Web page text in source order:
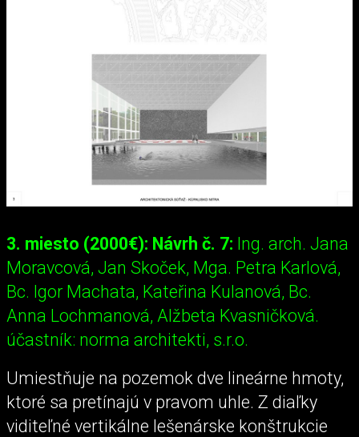
3. miesto (2000€): Návrh č. 7: Ing. arch. Jana
Moravcová, Jan Skoček, Mga. Petra Karlová,
Bc. Igor Machata, Kateřina Kulanová, Bc.
Anna Lochmanová, Alžbeta Kvasničková.
účastník: norma architekti, s.r.o.
Umiestňuje na pozemok dve lineárne hmoty,
ktoré sa pretínajú v pravom uhle. Z diaľky
viditeľné vertikálne lešenárske konštrukcie